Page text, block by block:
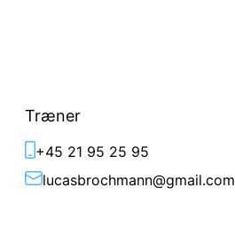
Træner
+45 21 95 25 95
lucasbrochmann@gmail.com